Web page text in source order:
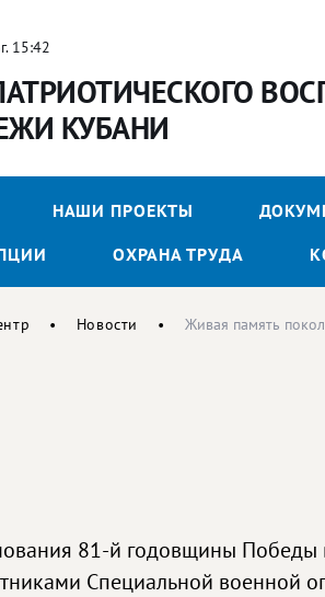
15:42
КУБАНИ
НАШИ ПРОЕКТЫ
ОХРАНА ТРУДА
Новости Живая память
81-й годовщины Победы
Специальной военной